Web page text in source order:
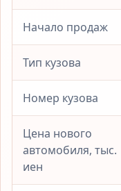
Начало продаж
Тип кузова
Номер кузова
Цена нового
автомобиля, тыс.
иен